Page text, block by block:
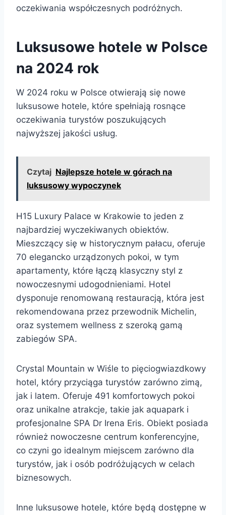
oczekiwania współczesnych podróżnych.
Luksusowe hotele w Polsce
na 2024 rok
W 2024 roku w Polsce otwierają się nowe
luksusowe hotele, które spełniają rosnące
oczekiwania turystów poszukujących
najwyższej jakości usług.
Czytaj Najlepsze hotele w górach na
luksusowy wypoczynek
H15 Luxury Palace w Krakowie to jeden z
najbardziej wyczekiwanych obiektów.
Mieszczący się w historycznym pałacu, oferuje
70 elegancko urządzonych pokoi, w tym
apartamenty, które łączą klasyczny styl z
nowoczesnymi udogodnieniami. Hotel
dysponuje renomowaną restauracją, która jest
rekomendowana przez przewodnik Michelin,
oraz systemem wellness z szeroką gamą
zabiegów SPA.
Crystal Mountain w Wiśle to pięciogwiazdkowy
hotel, który przyciąga turystów zarówno zimą,
jak i latem. Oferuje 491 komfortowych pokoi
oraz unikalne atrakcje, takie jak aquapark i
profesjonalne SPA Dr Irena Eris. Obiekt posiada
również nowoczesne centrum konferencyjne,
co czyni go idealnym miejscem zarówno dla
turystów, jak i osób podróżujących w celach
biznesowych.
Inne luksusowe hotele, które będą dostępne w